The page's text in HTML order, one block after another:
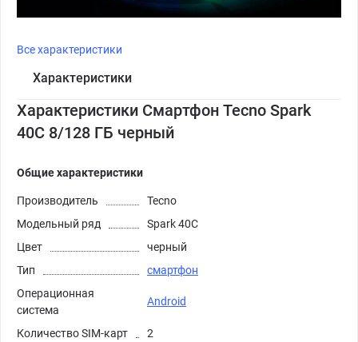
Все характеристики
Характеристики
Характеристики Смартфон Tecno Spark
40C 8/128 ГБ черный
Общие характеристики
Производитель
Tecno
Модельный ряд
Spark 40C
Цвет
черный
Тип
смартфон
Операционная
система
Android
Количество SIM-карт
2